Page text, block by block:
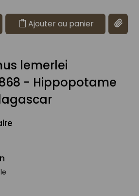
Ajouter au panier
lemerlei
- Hippopotame